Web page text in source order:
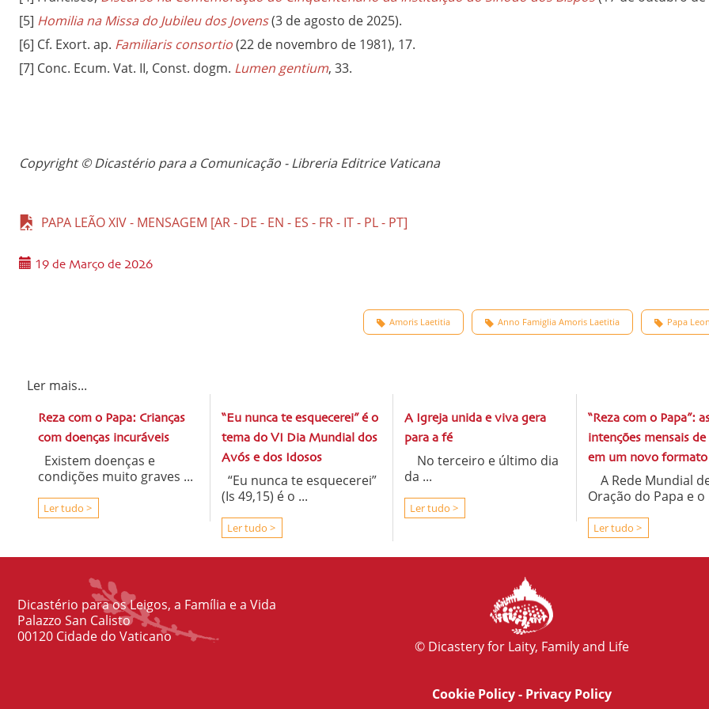
[5] Homilia na Missa do Jubileu dos Jovens(3 de agosto de 2025).
[6] Cf. Exort. ap. Familiaris consortio(22 de novembro de 1981), 17.
[7] Conc. Ecum. Vat. II, Const. dogm. Lumen gentium, 33.
Copyright © Dicastério para a Comunicação - Libreria Editrice Vaticana
PAPA LEÃO XIV - MENSAGEM [AR - DE - EN - ES - FR - IT - PL - PT]
19 de Março de 2026
Papa
Anno Famiglia Amoris Laetitia
Amoris Laetitia
Ler mais...
Reza com o Papa: Crianças
com doenças incuráveis
Existem doenças e
condições muito graves ...
Ler tudo >
“Eu nunca te esquecerei” é o
tema do VI Dia Mundial dos
Avós e dos Idosos
“Eu nunca te esquecerei”
(Is 49,15) é o ...
Ler tudo >
A Igreja unida e viva gera
para a fé
No terceiro e último dia
da ...
Ler tudo >
“Reza com o Papa”:
intenções mensais de
em um novo formato
A Rede Mundial
Oração do Papa e o
Ler tudo >
Dicastério para os Leigos, a Família e a Vida
Palazzo San Calisto
00120 Cidade do Vaticano
© Dicastery for Laity, Family and Life
Cookie Policy- Privacy Policy